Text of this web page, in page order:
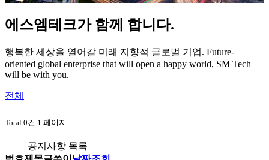
에스엠테크가 함께 합니다.
행복한 세상을 열어갈 미래 지향적 글로벌 기업. Future-
oriented global enterprise that will open a happy world, SM Tech
will be with you.
전체
Total 0건 1 페이지
공지사항 목록